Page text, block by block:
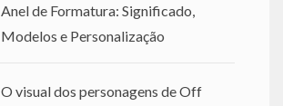
Anel de Formatura: Significado,
Modelos e Personalização
O visual dos personagens de Off